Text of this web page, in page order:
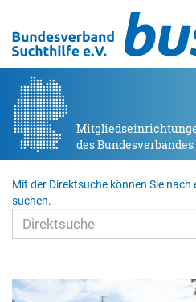
des
Mit der Direktsuche können Sie
suchen.